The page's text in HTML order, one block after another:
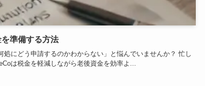
準備する方法
にどう申請するのかわからない」と悩んでいませんか？ 忙し
は税金を軽減しながら老後資金を効率よ...